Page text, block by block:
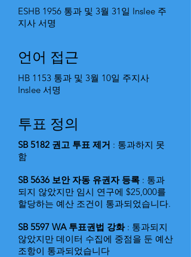
ESHB 1956 통과 및 3월 31일 Inslee 주
지사 서명
언어 접근
HB 1153 통과 및 3월 10일 주지사
Inslee 서명
투표 정의
SB 5182 권고 투표 제거 : 통과하지 못
함
SB 5636 보안 자동 유권자 등록 : 통과
되지 않았지만 임시 연구에 $25,000를
할당하는 예산 조건이 통과되었습니다.
SB 5597 WA 투표권법 강화: 통과되지
않았지만 데이터 수집에 중점을 둔 예산
조항이 통과되었습니다